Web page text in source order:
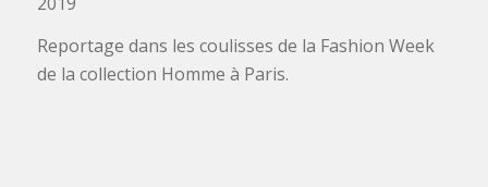
Reportage dans les coulisses de la Fashion Week
de la collection Homme à Paris.